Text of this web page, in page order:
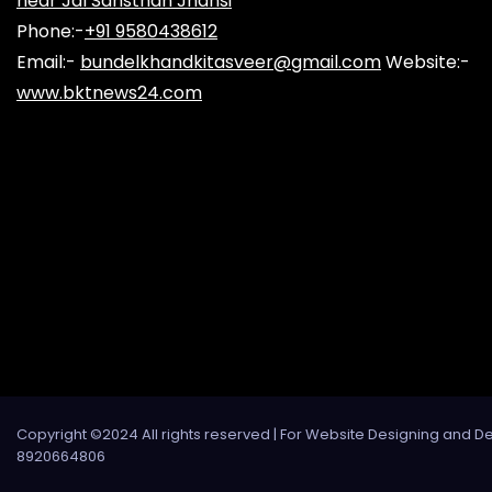
Phone:-+91 9580438612
Email:- bundelkhandkitasveer@gmail.comWebsite:-
www.bktnews24.com
Copyright ©2024 All rights reserved | For Website Designing and
8920664806